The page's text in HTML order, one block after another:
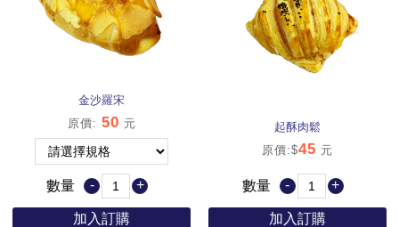
金沙羅宋
原價: 50 元
數量 - +
加入訂購
起酥肉鬆
原價:$45 元
數量 - +
加入訂購